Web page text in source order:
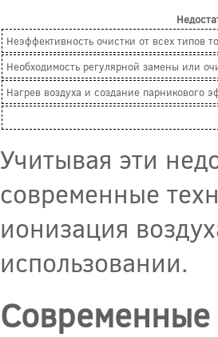
Неэффективность очистки от всех типов
Необходимость регулярной замены или
Нагрев воздуха и создание парникового
Учитывая эти
современные
ионизация
использовании.
Современные